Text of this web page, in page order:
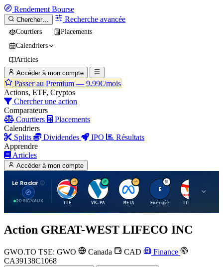
Rendement Bourse
Chercher… Recherche avancée
Courtiers
Placements
Calendriers
Articles
Accéder à mon compte
Passer au Premium — 9.99€/mois
Actions, ETF, Cryptos
Chercher une action
Comparateurs
Courtiers
Placements
Calendriers
Splits
Dividendes IPO
Résultats
Apprendre
Articles
Accéder à mon compte
Le Radar
20 SIGNAUX
T
TTE
V
VK.PA
M
META
E
Energie
T
TTE.PA
Action GREAT-WEST LIFECO INC
GWO.TO TSE: GWO Canada CAD
Finance
CA39138C1068